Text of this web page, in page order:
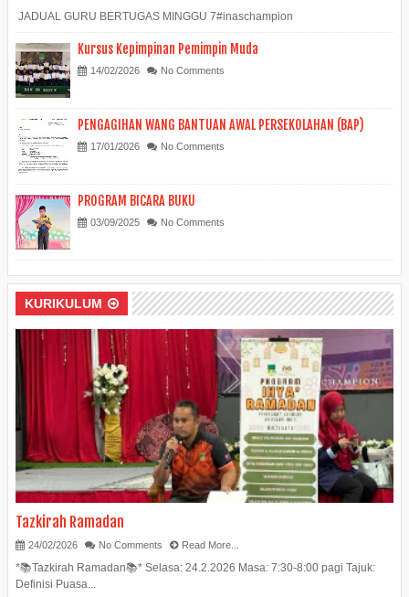
JADUAL GURU BERTUGAS MINGGU 7#inaschampion
Kursus Kepimpinan Pemimpin Muda
14/02/2026 No Comments
PENGAGIHAN WANG BANTUAN AWAL PERSEKOLAHAN (BAP)
17/01/2026 No Comments
PROGRAM BICARA BUKU
03/09/2025 No Comments
KURIKULUM
Tazkirah Ramadan
24/02/2026 No Comments Read More...
*📚Tazkirah Ramadan📚* Selasa: 24.2.2026 Masa: 7:30-8:00 pagi Tajuk:
Definisi Puasa...